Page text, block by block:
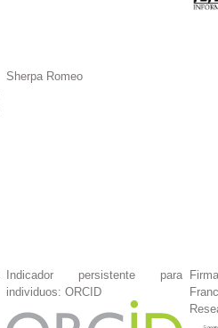
Sherpa Romeo
Indicador persistente para
individuos: ORCID